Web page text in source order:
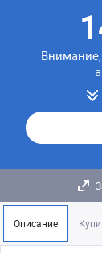
Внимание,
Описание